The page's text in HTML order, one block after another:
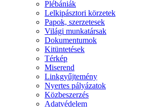
Plébániák
Lelkipásztori körzetek
Papok, szerzetesek
Világi munkatársak
Dokumentumok
Kitüntetések
Térkép
Miserend
Linkgyűjtemény
Nyertes pályázatok
Közbeszerzés
Adatvédelem